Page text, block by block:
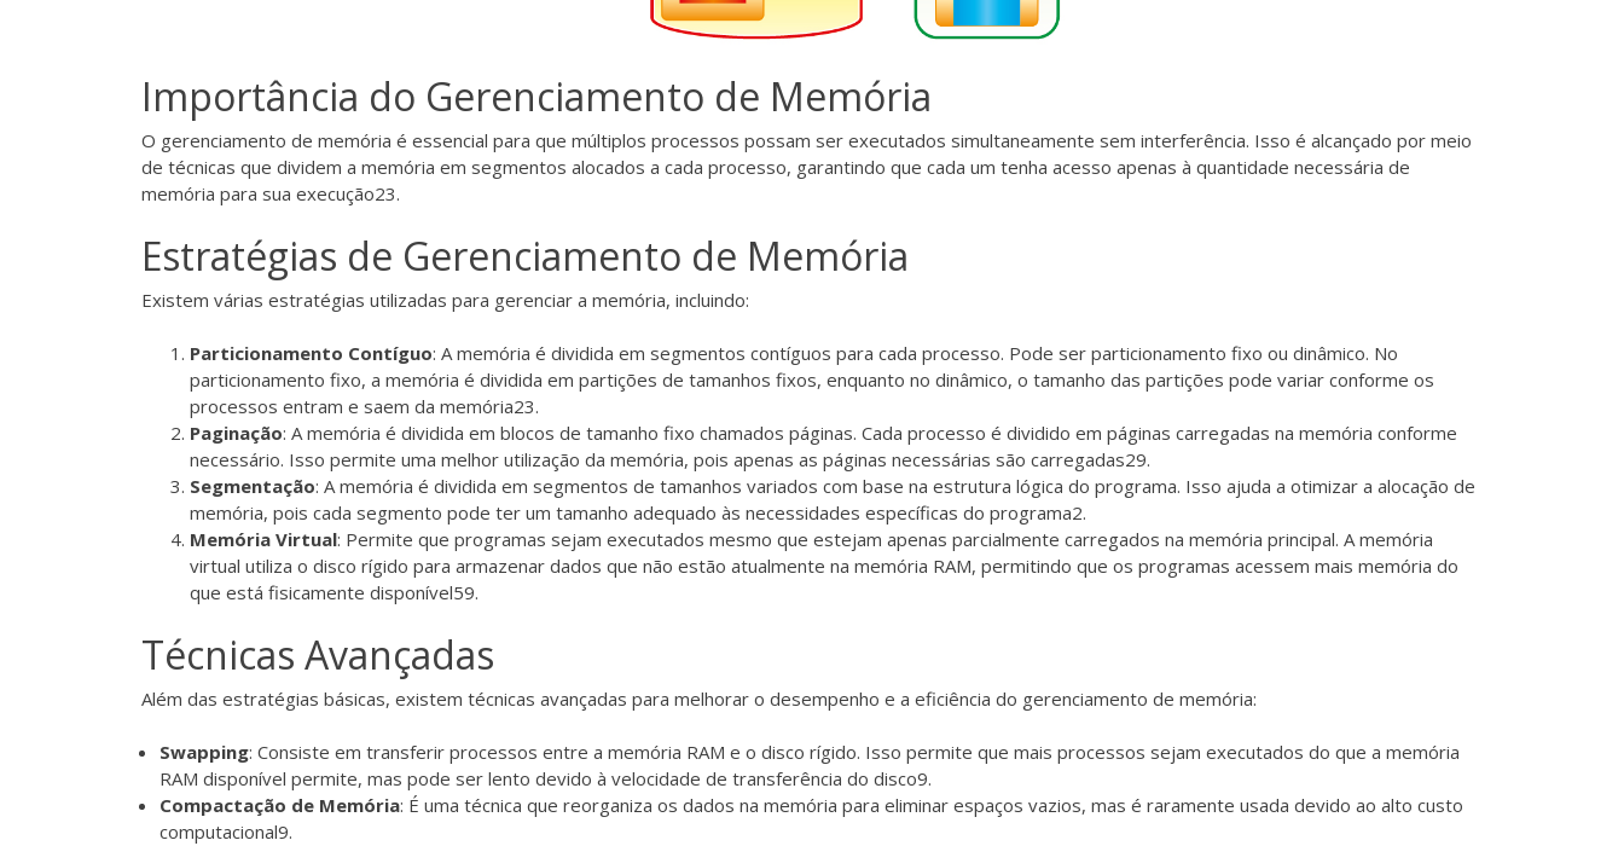
Importância do Gerenciamento de Memória
O gerenciamento de memória é essencial para que múltiplos processos possam ser executados simultaneamente sem interferência. Isso é alcançado por meio
de técnicas que dividem a memória em segmentos alocados a cada processo, garantindo que cada um tenha acesso apenas à quantidade necessária de
memória para sua execução23.
Estratégias de Gerenciamento de Memória
Existem várias estratégias utilizadas para gerenciar a memória, incluindo:
Particionamento Contíguo: A memória é dividida em segmentos contíguos para cada processo. Pode ser particionamento fixo ou dinâmico. No
particionamento fixo, a memória é dividida em partições de tamanhos fixos, enquanto no dinâmico, o tamanho das partições pode variar conforme os
processos entram e saem da memória23.
Paginação: A memória é dividida em blocos de tamanho fixo chamados páginas. Cada processo é dividido em páginas carregadas na memória conforme
necessário. Isso permite uma melhor utilização da memória, pois apenas as páginas necessárias são carregadas29.
Segmentação: A memória é dividida em segmentos de tamanhos variados com base na estrutura lógica do programa. Isso ajuda a otimizar a alocação de
memória, pois cada segmento pode ter um tamanho adequado às necessidades específicas do programa2.
Memória Virtual: Permite que programas sejam executados mesmo que estejam apenas parcialmente carregados na memória principal. A memória
virtual utiliza o disco rígido para armazenar dados que não estão atualmente na memória RAM, permitindo que os programas acessem mais memória do
que está fisicamente disponível59.
Técnicas Avançadas
Além das estratégias básicas, existem técnicas avançadas para melhorar o desempenho e a eficiência do gerenciamento de memória:
Swapping: Consiste em transferir processos entre a memória RAM e o disco rígido. Isso permite que mais processos sejam executados do que a memória
RAM disponível permite, mas pode ser lento devido à velocidade de transferência do disco9.
Compactação de Memória: É uma técnica que reorganiza os dados na memória para eliminar espaços vazios, mas é raramente usada devido ao alto custo
computacional9.